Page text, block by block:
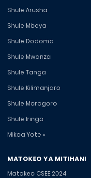
Shule Arusha
Shule Mbeya
Shule Dodoma
Shule Mwanza
Shule Tanga
Shule Kilimanjaro
Shule Morogoro
Shule Iringa
Mikoa Yote »
MATOKEO YA MITIHANI
Matokeo CSEE 2024